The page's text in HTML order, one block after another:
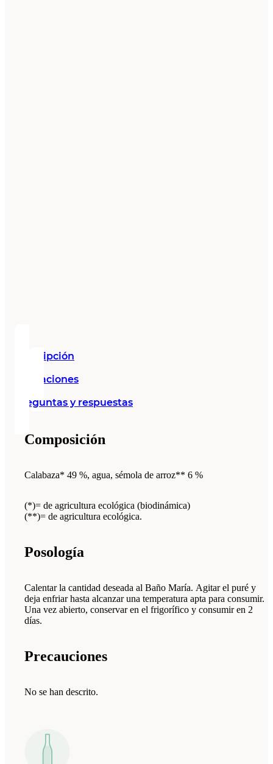
Descripción
Valoraciones
Preguntas y respuestas
Composición
Calabaza* 49 %, agua, sémola de arroz** 6 %
(*)= de agricultura ecológica (biodinámica)
(**)= de agricultura ecológica.
Posología
Calentar la cantidad deseada al Baño María. Agitar el puré y
deja enfriar hasta alcanzar una temperatura apta para consumir.
Una vez abierto, conservar en el frigorífico y consumir en 2
días.
Precauciones
No se han descrito.